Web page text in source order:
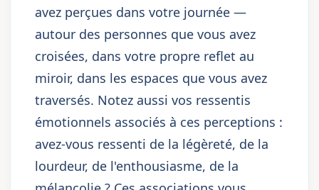
avez perçues dans votre journée —
autour des personnes que vous avez
croisées, dans votre propre reflet au
miroir, dans les espaces que vous avez
traversés. Notez aussi vos ressentis
émotionnels associés à ces perceptions :
avez-vous ressenti de la légèreté, de la
lourdeur, de l'enthousiasme, de la